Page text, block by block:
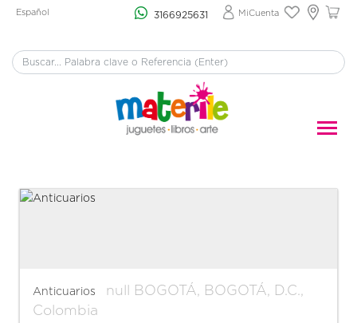
Español 3166925631 MiCuenta
Anticuarios null BOGOTÁ BOGOTÁ, D.C.
Colombia